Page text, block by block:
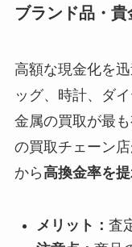
ブランド品・
高額な現金化を
ッグ、時計、ダ
金属の買取が最
の買取チェーン
から高換金率を
メリット： 査